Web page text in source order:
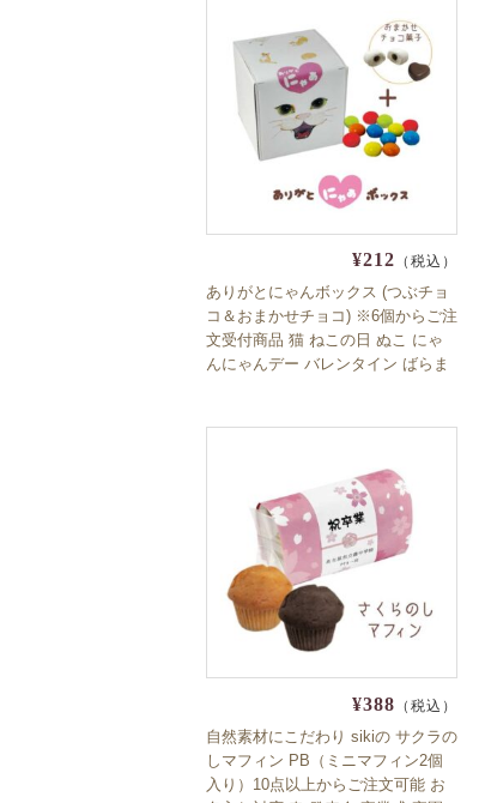
¥212 （税込）
ありがとにゃんボックス (つぶチョ
コ＆おまかせチョコ) ※6個からご注
文受付商品 猫 ねこの日 ぬこ にゃ
んにゃんデー バレンタイン ばらま
¥388 （税込）
自然素材にこだわり sikiの サクラの
しマフィン PB（ミニマフィン2個
入り）10点以上からご注文可能 お